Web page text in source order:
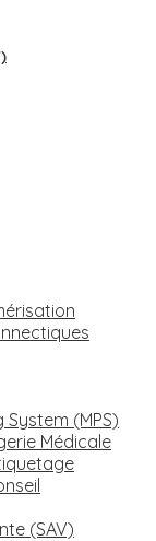
(MPS)
Médicale
(SAV)